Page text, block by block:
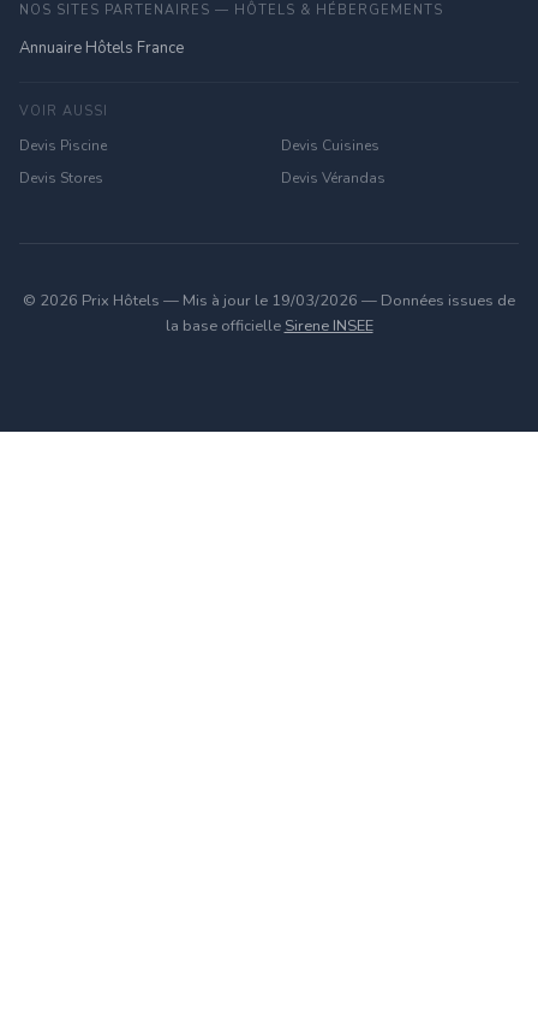
NOS SITES PARTENAIRES — HÔTELS & HÉBERGEMENTS
Annuaire Hôtels France
VOIR AUSSI
Devis Piscine
Devis Cuisines
Devis Stores
Devis Vérandas
© 2026 Prix Hôtels — Mis à jour le 19/03/2026 — Données issues de
la base officielle Sirene INSEE